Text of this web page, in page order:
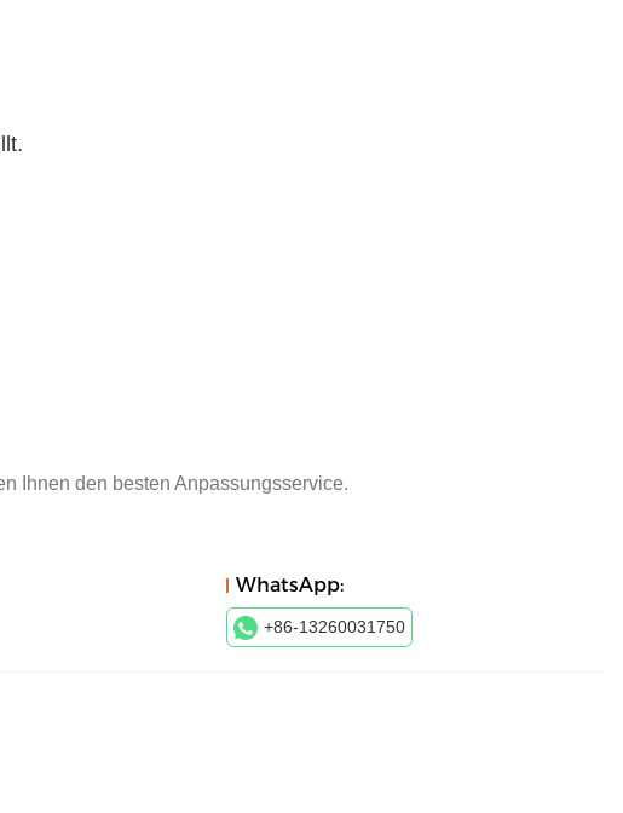
Ihnen den besten Anpassungsservice.
WhatsApp:
+86-13260031750